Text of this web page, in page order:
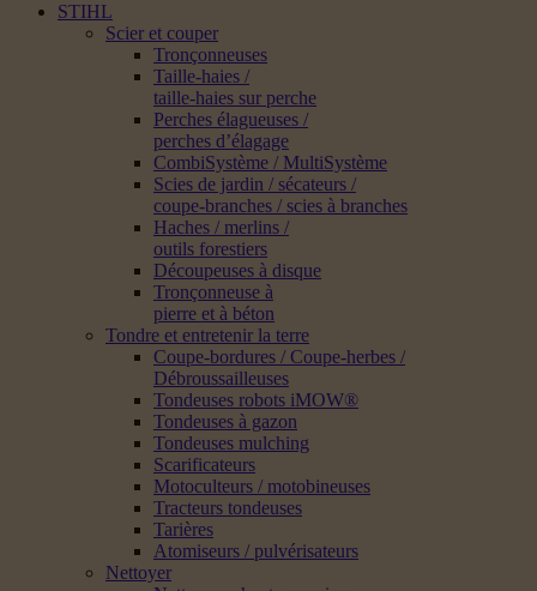
STIHL
Scier et couper
Tronçonneuses
Taille-haies /
taille-haies sur perche
Perches élagueuses /
perches d’élagage
CombiSystème / MultiSystème
Scies de jardin / sécateurs /
coupe-branches / scies à branches
Haches / merlins /
outils forestiers
Découpeuses à disque
Tronçonneuse à
pierre et à béton
Tondre et entretenir la terre
Coupe-bordures / Coupe-herbes /
Débroussailleuses
Tondeuses robots iMOW®
Tondeuses à gazon
Tondeuses mulching
Scarificateurs
Motoculteurs / motobineuses
Tracteurs tondeuses
Tarières
Atomiseurs / pulvérisateurs
Nettoyer